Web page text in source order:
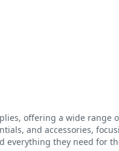
offering a wide range
and accessories,
everything they need for